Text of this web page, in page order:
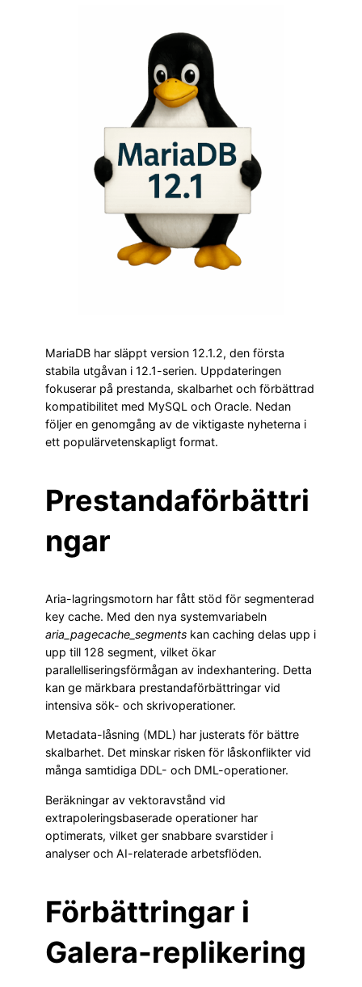
MariaDB har släppt version 12.1.2, den första
stabila utgåvan i 12.1-serien. Uppdateringen
fokuserar på prestanda, skalbarhet och förbättrad
kompatibilitet med MySQL och Oracle. Nedan
följer en genomgång av de viktigaste nyheterna i
ett populärvetenskapligt format.
Prestandaförbättri
ngar
Aria-lagringsmotorn har fått stöd för segmenterad
key cache. Med den nya systemvariabeln
aria_pagecache_segments kan caching delas upp i
upp till 128 segment, vilket ökar
parallelliseringsförmågan av indexhantering. Detta
kan ge märkbara prestandaförbättringar vid
intensiva sök- och skrivoperationer.
Metadata-låsning (MDL) har justerats för bättre
skalbarhet. Det minskar risken för låskonflikter vid
många samtidiga DDL- och DML-operationer.
Beräkningar av vektoravstånd vid
extrapoleringsbaserade operationer har
optimerats, vilket ger snabbare svarstider i
analyser och AI-relaterade arbetsflöden.
Förbättringar i
Galera-replikering